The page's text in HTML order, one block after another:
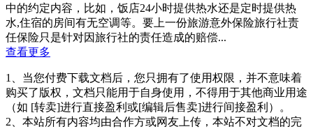
中的约定内容，比如，饭店24小时提供热水还是定时提供热
水,住宿的房间有无空调等。要上一份旅游意外保险旅行社责
任保险只是针对因旅行社的责任造成的赔偿...
查看更多
1、当您付费下载文档后，您只拥有了使用权限，并不意味着
购买了版权，文档只能用于自身使用，不得用于其他商业用途
（如 [转卖]进行直接盈利或[编辑后售卖]进行间接盈利）。
2、本站所有内容均由合作方或网友上传，本站不对文档的完